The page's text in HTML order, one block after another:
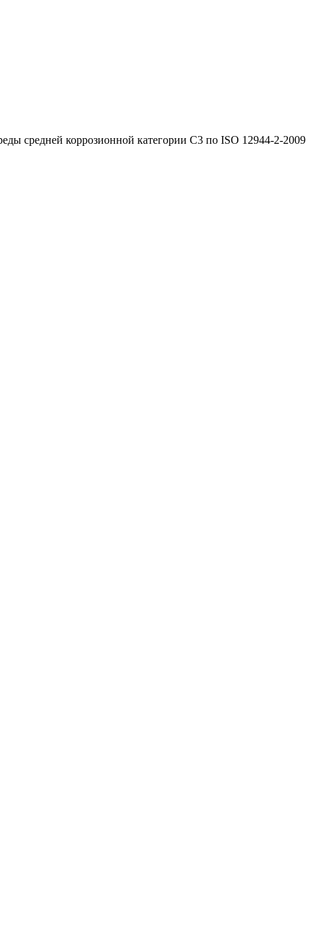
средней коррозионной категории C3 по ISO 12944-2-2009